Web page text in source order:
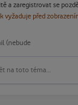
a zaregistrovat se
vyžaduje před
na toto téma...